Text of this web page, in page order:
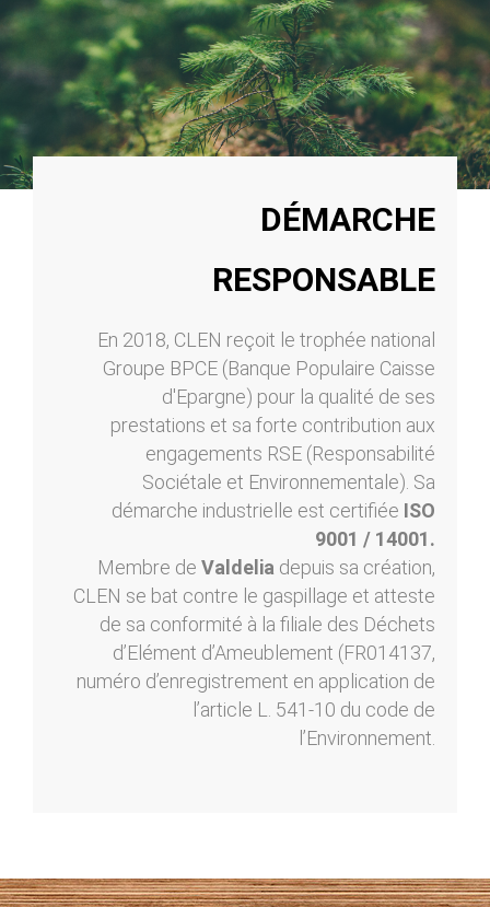
DÉMARCHE
RESPONSABLE
En 2018, CLEN reçoit le trophée national
Groupe BPCE (Banque Populaire Caisse
d'Epargne) pour la qualité de ses
prestations et sa forte contribution aux
engagements RSE (Responsabilité
Sociétale et Environnementale). Sa
démarche industrielle est certifiée ISO
9001 / 14001.
Membre de Valdelia depuis sa création,
CLEN se bat contre le gaspillage et atteste
de sa conformité à la filiale des Déchets
d’Elément d’Ameublement (FR014137,
numéro d’enregistrement en application de
l’article L. 541-10 du code de
l’Environnement.